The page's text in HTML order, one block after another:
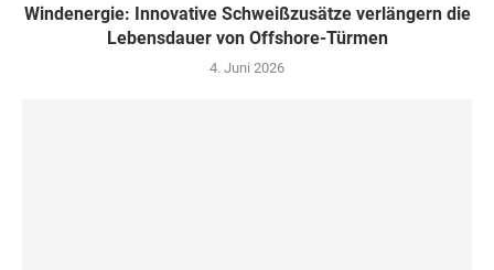
Windenergie: Innovative Schweißzusätze verlängern die
Lebensdauer von Offshore-Türmen
4. Juni 2026